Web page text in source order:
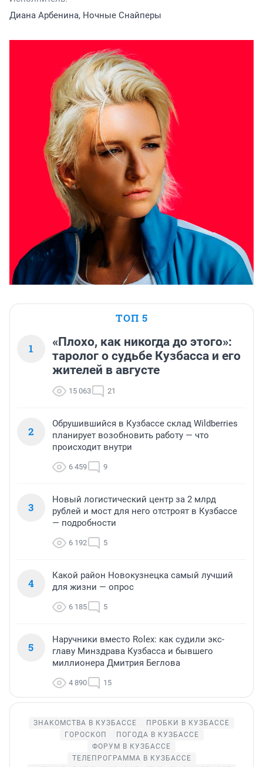
Диана Арбенина, Ночные Снайперы
ТОП 5
1
«Плохо, как никогда до этого»:
таролог о судьбе Кузбасса и его
жителей в августе
15 063 21
2
Обрушившийся в Кузбассе склад Wildberries
планирует возобновить работу — что
происходит внутри
6 459 9
3
Новый логистический центр за 2 млрд
рублей и мост для него отстроят в Кузбассе
— подробности
6 192 5
4
Какой район Новокузнецка самый лучший
для жизни — опрос
6 185 5
5
Наручники вместо Rolex: как судили экс-
главу Минздрава Кузбасса и бывшего
миллионера Дмитрия Беглова
4 890 15
ЗНАКОМСТВА В КУЗБАССЕ
ПРОБКИ В КУЗБАССЕ
ГОРОСКОП
ПОГОДА В КУЗБАССЕ
ФОРУМ В КУЗБАССЕ
ТЕЛЕПРОГРАММА В КУЗБАССЕ